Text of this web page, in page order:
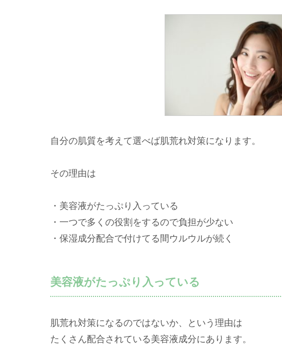
自分の肌質を考えて選べば肌荒れ対策になります。
その理由は
・美容液がたっぷり入っている
・一つで多くの役割をするので負担が少ない
・保湿成分配合で付けてる間ウルウルが続く
美容液がたっぷり入っている
肌荒れ対策になるのではないか、という理由は
たくさん配合されている美容液成分にあります。